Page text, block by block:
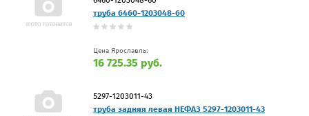
труба 6460-1203048-60
Цена Ярославль:
16 725.35 руб.
5297-1203011-43
труба задняя левая НЕФАЗ 5297-1203011-43